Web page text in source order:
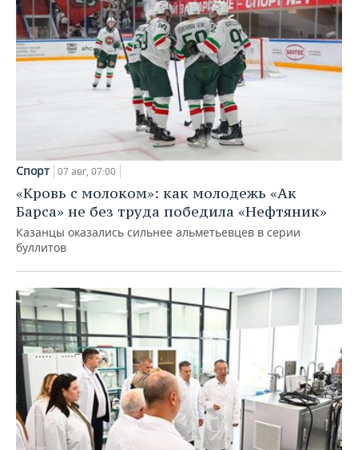
Спорт 07 авг, 07:00
«Кровь с молоком»: как молодежь «Ак
Барса» не без труда победила «Нефтяник»
Казанцы оказались сильнее альметьевцев в серии
буллитов